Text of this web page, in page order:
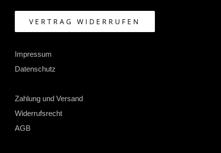
VERTRAG WIDERRUFEN
Impressum
Datenschutz
Zahlung und Versand
Widerrufsrecht
AGB